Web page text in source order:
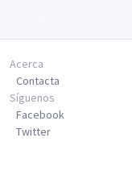
Acerca
Contacta
Síguenos
Facebook
Twitter